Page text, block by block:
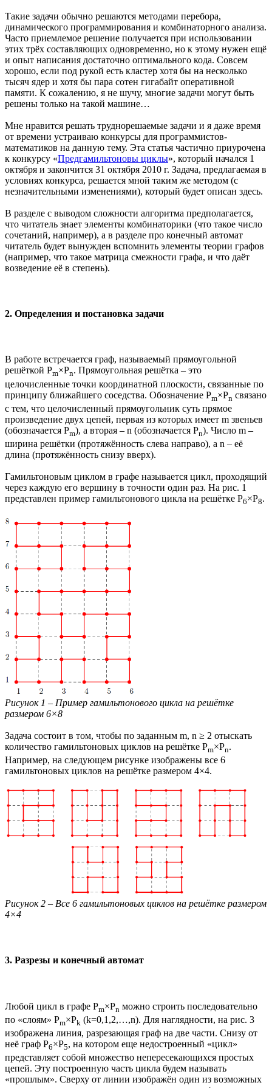
Такие задачи обычно решаются методами перебора,
динамического программирования и комбинаторного анализа.
Часто приемлемое решение получается при использовании
этих трёх составляющих одновременно, но к этому нужен ещё
и опыт написания достаточно оптимального кода. Совсем
хорошо, если под рукой есть кластер хотя бы на несколько
тысяч ядер и хотя бы пара сотен гигабайт оперативной
памяти. К сожалению, я не шучу, многие задачи могут быть
решены только на такой машине…
Мне нравится решать труднорешаемые задачи и я даже время
от времени устраиваю конкурсы для программистов-
математиков на данную тему. Эта статья частично приурочена
к конкурсу «Предгамильтоновы циклы», который начался 1
октября и закончится 31 октября 2010 г. Задача, предлагаемая в
условиях конкурса, решается мной таким же методом (с
незначительными изменениями), который будет описан здесь.
В разделе с выводом сложности алгоритма предполагается,
что читатель знает элементы комбинаторики (что такое число
сочетаний, например), а в разделе про конечный автомат
читатель будет вынужден вспомнить элементы теории графов
(например, что такое матрица смежности графа, и что даёт
возведение её в степень).
2. Определения и постановка задачи
В работе встречается граф, называемый прямоугольной
решёткой Pm×Pn. Прямоугольная решётка – это
целочисленные точки координатной плоскости, связанные по
принципу ближайшего соседства. Обозначение Pm×Pn связано
с тем, что целочисленный прямоугольник суть прямое
произведение двух цепей, первая из которых имеет m звеньев
(обозначается Pm), а вторая – n (обозначается Pn). Число m –
ширина решётки (протяжённость слева направо), а n – её
длина (протяжённость снизу вверх).
Гамильтоновым циклом в графе называется цикл, проходящий
через каждую его вершину в точности один раз. На рис. 1
представлен пример гамильтонового цикла на решётке P6×P8.
Рисунок 1 – Пример гамильтонового цикла на решётке
размером 6×8
Задача состоит в том, чтобы по заданным m, n ≥ 2 отыскать
количество гамильтоновых циклов на решётке Pm×Pn.
Например, на следующем рисунке изображены все 6
гамильтоновых циклов на решётке размером 4×4.
Рисунок 2 – Все 6 гамильтоновых циклов на решётке размером
4×4
3. Разрезы и конечный автомат
Любой цикл в графе Pm×Pn можно строить последовательно
по «слоям» Pm×Pk (k=0,1,2,…,n). Для наглядности, на рис. 3
изображена линия, разрезающая граф на две части. Снизу от
неё граф P6×P5, на котором еще недостроенный «цикл»
представляет собой множество непересекающихся простых
цепей. Эту построенную часть цикла будем называть
«прошлым». Сверху от линии изображён один из возможных